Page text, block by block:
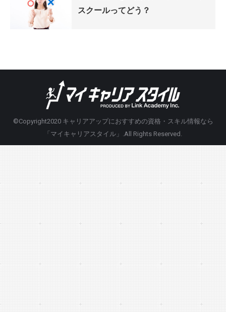
スクールってどう？
©Copyright2020 キャリアアップにおすすめの資格・スキル情報なら
「マイキャリアスタイル」
.All Rights Reserved.